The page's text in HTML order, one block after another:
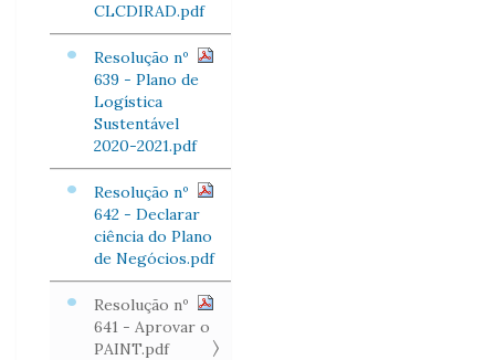
CLCDIRAD.pdf
Resolução nº
639 - Plano de
Logística
Sustentável
2020-2021.pdf
Resolução nº
642 - Declarar
ciência do Plano
de Negócios.pdf
Resolução nº
641 - Aprovar o
PAINT.pdf